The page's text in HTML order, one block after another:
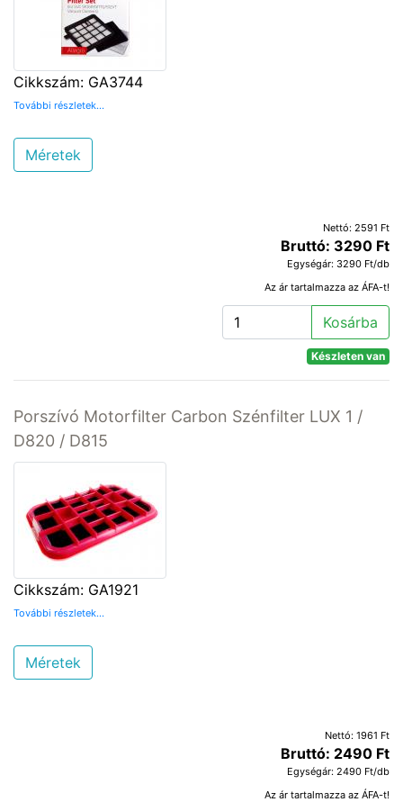
Cikkszám: GA3744
További részletek...
Méretek
Nettó: 2591 Ft
Bruttó: 3290 Ft
Egységár: 3290 Ft/db
Az ár tartalmazza az ÁFA-t!
Kosárba
Készleten van
Porszívó Motorfilter Carbon Szénfilter LUX 1 /
D820 / D815
Cikkszám: GA1921
További részletek...
Méretek
Nettó: 1961 Ft
Bruttó: 2490 Ft
Egységár: 2490 Ft/db
Az ár tartalmazza az ÁFA-t!